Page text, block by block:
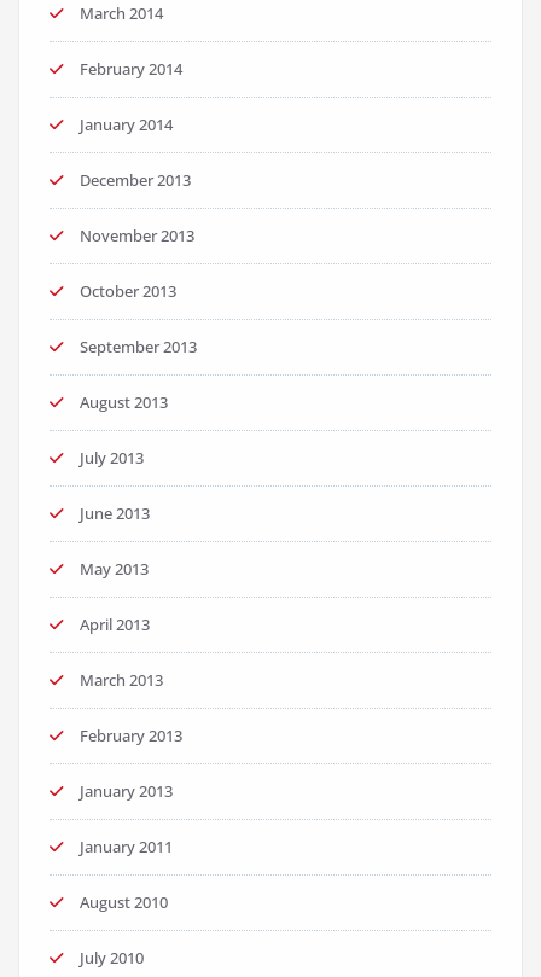
March 2014
February 2014
January 2014
December 2013
November 2013
October 2013
September 2013
August 2013
July 2013
June 2013
May 2013
April 2013
March 2013
February 2013
January 2013
January 2011
August 2010
July 2010